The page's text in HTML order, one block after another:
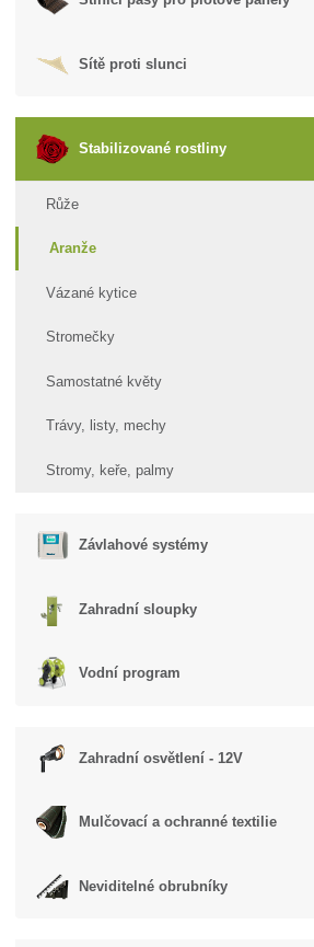
Sítě proti slunci
Stabilizované rostliny
Růže
Aranže
Vázané kytice
Stromečky
Samostatné květy
Trávy, listy, mechy
Stromy, keře, palmy
Závlahové systémy
Zahradní sloupky
Vodní program
Zahradní osvětlení - 12V
Mulčovací a ochranné textilie
Neviditelné obrubníky